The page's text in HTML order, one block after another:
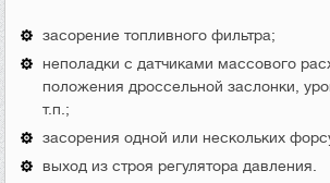
засорение топливного фильтра;
неполадки с датчиками массового
положения дроссельной заслонки,
т.п.;
засорения одной или нескольких
выход из строя регулятора давления.